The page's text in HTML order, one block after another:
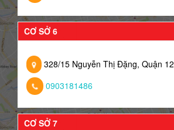
CƠ SỞ 6
328/15 Nguyễn Thị Đặng, Quận 12
0903181486
CƠ SỞ 7